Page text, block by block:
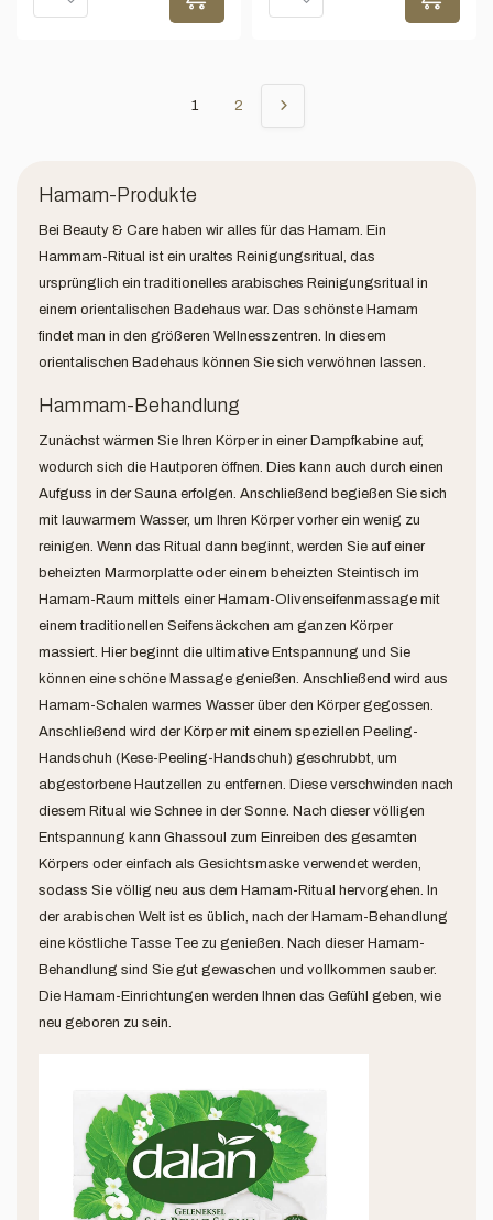
1 2
Hamam-Produkte
Bei Beauty & Care haben wir alles für das Hamam. Ein
Hammam-Ritual ist ein uraltes Reinigungsritual, das
ursprünglich ein traditionelles arabisches Reinigungsritual in
einem orientalischen Badehaus war. Das schönste Hamam
findet man in den größeren Wellnesszentren. In diesem
orientalischen Badehaus können Sie sich verwöhnen lassen.
Hammam-Behandlung
Zunächst wärmen Sie Ihren Körper in einer Dampfkabine auf,
wodurch sich die Hautporen öffnen. Dies kann auch durch einen
Aufguss in der Sauna erfolgen. Anschließend begießen Sie sich
mit lauwarmem Wasser, um Ihren Körper vorher ein wenig zu
reinigen. Wenn das Ritual dann beginnt, werden Sie auf einer
beheizten Marmorplatte oder einem beheizten Steintisch im
Hamam-Raum mittels einer Hamam-Olivenseifenmassage mit
einem traditionellen Seifensäckchen am ganzen Körper
massiert. Hier beginnt die ultimative Entspannung und Sie
können eine schöne Massage genießen. Anschließend wird aus
Hamam-Schalen warmes Wasser über den Körper gegossen.
Anschließend wird der Körper mit einem speziellen Peeling-
Handschuh (Kese-Peeling-Handschuh) geschrubbt, um
abgestorbene Hautzellen zu entfernen. Diese verschwinden nach
diesem Ritual wie Schnee in der Sonne. Nach dieser völligen
Entspannung kann Ghassoul zum Einreiben des gesamten
Körpers oder einfach als Gesichtsmaske verwendet werden,
sodass Sie völlig neu aus dem Hamam-Ritual hervorgehen. In
der arabischen Welt ist es üblich, nach der Hamam-Behandlung
eine köstliche Tasse Tee zu genießen. Nach dieser Hamam-
Behandlung sind Sie gut gewaschen und vollkommen sauber.
Die Hamam-Einrichtungen werden Ihnen das Gefühl geben, wie
neu geboren zu sein.